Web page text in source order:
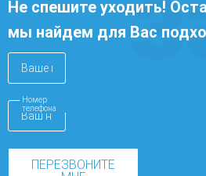
Не спешите уходить!
мы найдем для Вас
Номер
телефона
ПЕРЕЗВОНИТЕ